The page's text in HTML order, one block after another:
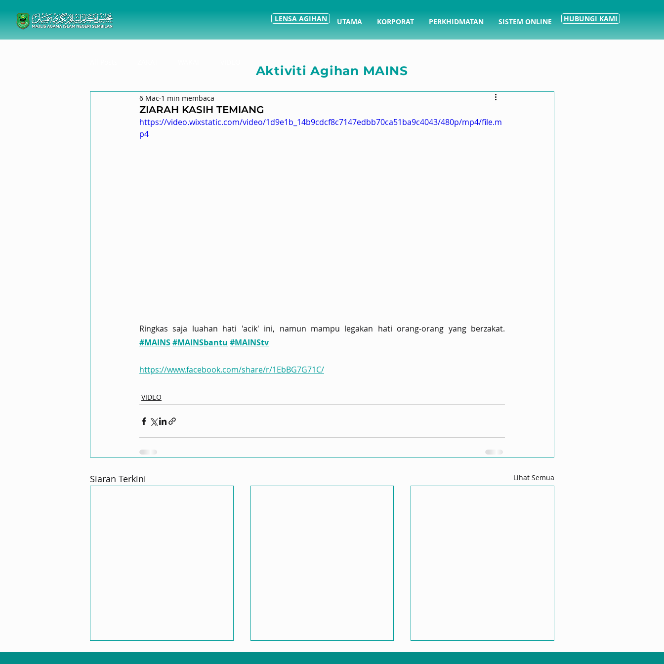
LENSA AGIHAN UTAMA KORPORAT PERKHIDMATAN SISTEM ONLINE HUBUNGI KAMI
ZIARAH KASIH TEMIANG
6 Mac 1 min membaca
https://video.wixstatic.com/video/1d9e1b_14b9cdcf8c7147edbb70ca51ba9c4043/480p/mp4/file.m
p4
Ringkas saja luahan hati 'acik' ini, namun mampu legakan hati orang-orang yang berzakat.
#MAINS#MAINSbantu #MAINStv
https://www.facebook.com/share/r/1EbBG7G71C/
VIDEO
Siaran Terkini Lihat Semua
Aktiviti Agihan MAINS